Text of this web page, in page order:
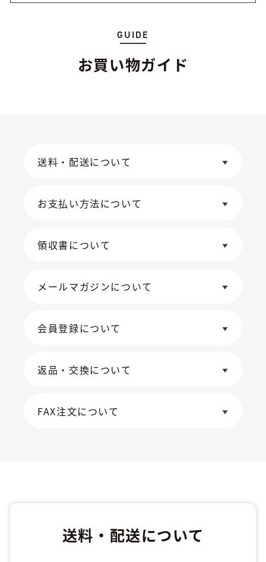
お買い物ガイド
GUIDE
送料・配送について
お支払い方法について
領収書について
メールマガジンについて
会員登録について
返品・交換について
FAX注文について
送料・配送について